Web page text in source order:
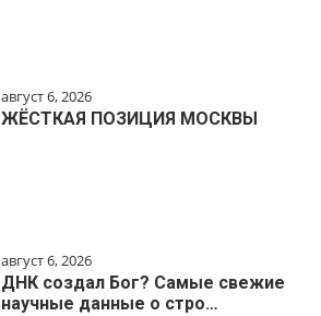
август 6, 2026
ЖЁСТКАЯ ПОЗИЦИЯ МОСКВЫ
август 6, 2026
ДНК создал Бог? Самые свежие
научные данные о стро…